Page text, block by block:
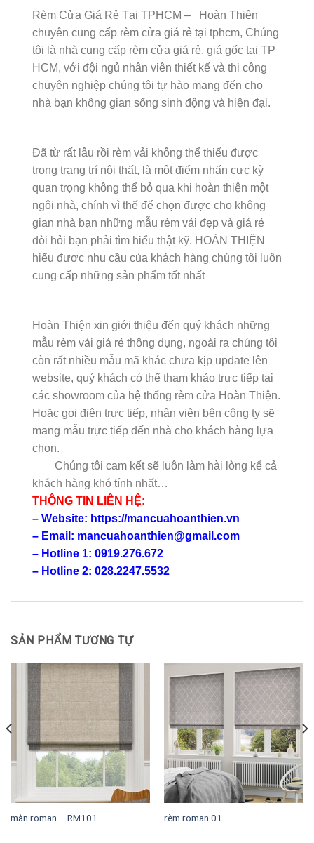
Rèm Cửa Giá Rẻ Tại TPHCM – Hoàn Thiện
chuyên cung cấp rèm cửa giá rẻ tại tphcm, Chúng
tôi là nhà cung cấp rèm cửa giá rẻ, giá gốc tại TP
HCM, với đội ngủ nhân viên thiết kế và thi công
chuyên nghiệp chúng tôi tự hào mang đến cho
nhà bạn không gian sống sinh động và hiện đại.
Đã từ rất lâu rồi rèm vải không thể thiếu được
trong trang trí nội thất, là một điểm nhấn cực kỳ
quan trọng không thể bỏ qua khi hoàn thiện một
ngôi nhà, chính vì thế để chọn được cho không
gian nhà bạn những mẫu rèm vải đẹp và giá rẻ
đòi hỏi bạn phải tìm hiểu thật kỹ. HOÀN THIỆN
hiểu được nhu cầu của khách hàng chúng tôi luôn
cung cấp những sản phẩm tốt nhất
Hoàn Thiện xin giới thiệu đến quý khách những
mẫu rèm vải giá rẻ thông dụng, ngoài ra chúng tôi
còn rất nhiều mẫu mã khác chưa kịp update lên
website, quý khách có thể tham khảo trực tiếp tại
các showroom của hệ thống rèm cửa Hoàn Thiện.
Hoặc gọi điện trực tiếp, nhân viên bên công ty sẽ
mang mẫu trực tiếp đến nhà cho khách hàng lựa
chọn.
Chúng tôi cam kết sẽ luôn làm hài lòng kể cả
khách hàng khó tính nhất…
THÔNG TIN LIÊN HỆ:
– Website: https://mancuahoanthien.vn
– Email: mancuahoanthien@gmail.com
– Hotline 1: 0919.276.672
– Hotline 2: 028.2247.5532
SẢN PHẨM TƯƠNG TỰ
màn roman – RM101 rèm roman 01